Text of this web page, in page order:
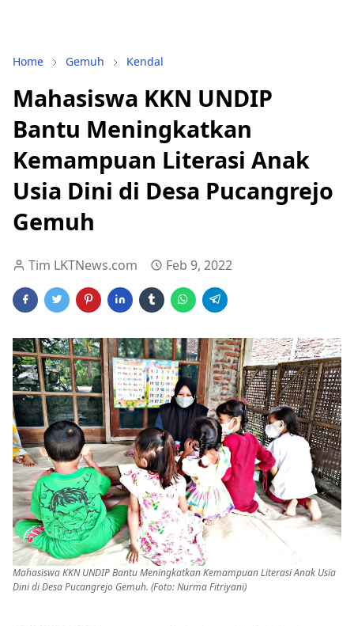
Home Gemuh Kendal
Mahasiswa KKN UNDIP
Bantu Meningkatkan
Kemampuan Literasi Anak
Usia Dini di Desa Pucangrejo
Gemuh
Tim LKTNews.com Feb 9, 2022
Mahasiswa KKN UNDIP Bantu Meningkatkan Kemampuan Literasi Anak Usia
Dini di Desa Pucangrejo Gemuh. (Foto: Nurma Fitriyani)